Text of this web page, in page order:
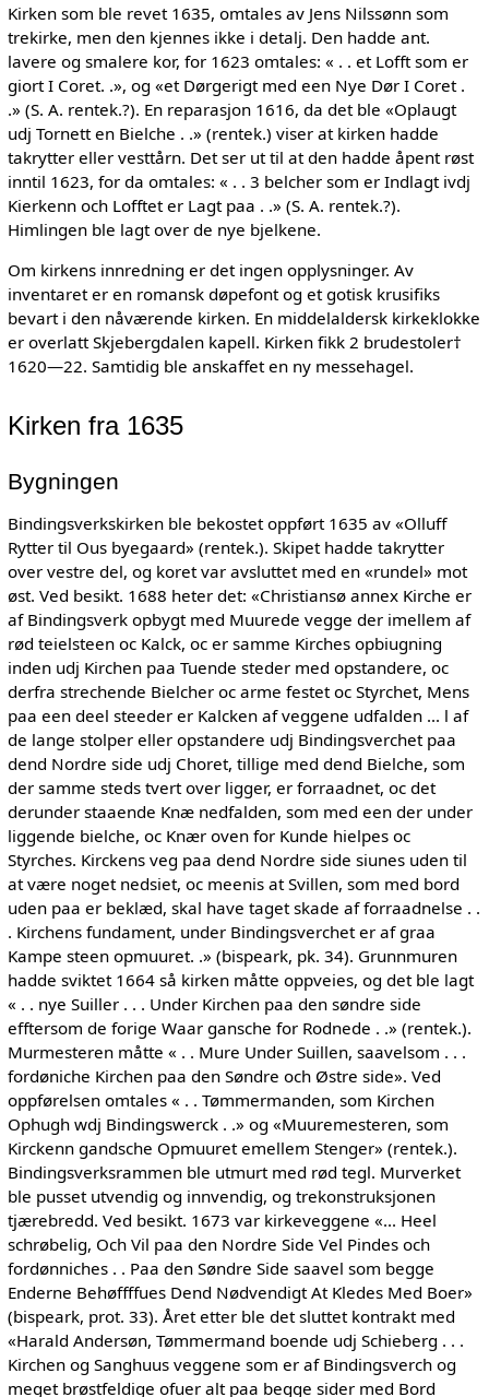
Kirken som ble revet 1635, omtales av Jens Nilssønn som
trekirke, men den kjennes ikke i detalj. Den hadde ant.
lavere og smalere kor, for 1623 omtales: « . . et Lofft som er
giort I Coret. .», og «et Dørgerigt med een Nye Dør I Coret .
.» (S. A. rentek.?). En reparasjon 1616, da det ble «Oplaugt
udj Tornett en Bielche . .» (rentek.) viser at kirken hadde
takrytter eller vesttårn. Det ser ut til at den hadde åpent røst
inntil 1623, for da omtales: « . . 3 belcher som er Indlagt ivdj
Kierkenn och Lofftet er Lagt paa . .» (S. A. rentek.?).
Himlingen ble lagt over de nye bjelkene.
Om kirkens innredning er det ingen opplysninger. Av
inventaret er en romansk døpefont og et gotisk krusifiks
bevart i den nåværende kirken. En middelaldersk kirkeklokke
er overlatt Skjebergdalen kapell. Kirken fikk 2 brudestoler†
1620—22. Samtidig ble anskaffet en ny messehagel.
Kirken fra 1635
Bygningen
Bindingsverkskirken ble bekostet oppført 1635 av «Olluff
Rytter til Ous byegaard» (rentek.). Skipet hadde takrytter
over vestre del, og koret var avsluttet med en «rundel» mot
øst. Ved besikt. 1688 heter det: «Christiansø annex Kirche er
af Bindingsverk opbygt med Muurede vegge der imellem af
rød teielsteen oc Kalck, oc er samme Kirches opbiugning
inden udj Kirchen paa Tuende steder med opstandere, oc
derfra strechende Bielcher oc arme festet oc Styrchet, Mens
paa een deel steeder er Kalcken af veggene udfalden ... l af
de lange stolper eller opstandere udj Bindingsverchet paa
dend Nordre side udj Choret, tillige med dend Bielche, som
der samme steds tvert over ligger, er forraadnet, oc det
derunder staaende Knæ nedfalden, som med een der under
liggende bielche, oc Knær oven for Kunde hielpes oc
Styrches. Kirckens veg paa dend Nordre side siunes uden til
at være noget nedsiet, oc meenis at Svillen, som med bord
uden paa er beklæd, skal have taget skade af forraadnelse . .
. Kirchens fundament, under Bindingsverchet er af graa
Kampe steen opmuuret. .» (bispeark, pk. 34). Grunnmuren
hadde sviktet 1664 så kirken måtte oppveies, og det ble lagt
« . . nye Suiller . . . Under Kirchen paa den søndre side
efftersom de forige Waar gansche for Rodnede . .» (rentek.).
Murmesteren måtte « . . Mure Under Suillen, saavelsom . . .
fordøniche Kirchen paa den Søndre och Østre side». Ved
oppførelsen omtales « . . Tømmermanden, som Kirchen
Ophugh wdj Bindingswerck . .» og «Muuremesteren, som
Kirckenn gandsche Opmuuret emellem Stenger» (rentek.).
Bindingsverksrammen ble utmurt med rød tegl. Murverket
ble pusset utvendig og innvendig, og trekonstruksjonen
tjærebredd. Ved besikt. 1673 var kirkeveggene «... Heel
schrøbelig, Och Vil paa den Nordre Side Vel Pindes och
fordønniches . . Paa den Søndre Side saavel som begge
Enderne Behøffffues Dend Nødvendigt At Kledes Med Boer»
(bispeark, prot. 33). Året etter ble det sluttet kontrakt med
«Harald Andersøn, Tømmermand boende udj Schieberg . . .
Kirchen og Sanghuus veggene som er af Bindingsverch og
meget brøstfeldige ofuer alt paa begge sider med Bord